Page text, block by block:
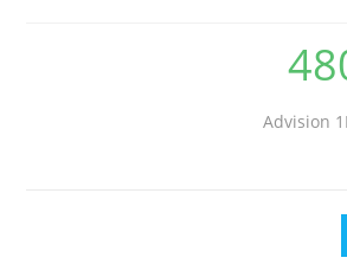
Advision